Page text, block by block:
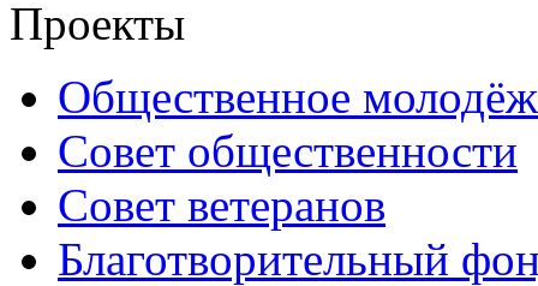
Проекты
Общественное
Совет общественности
Совет ветеранов
Благотворительный